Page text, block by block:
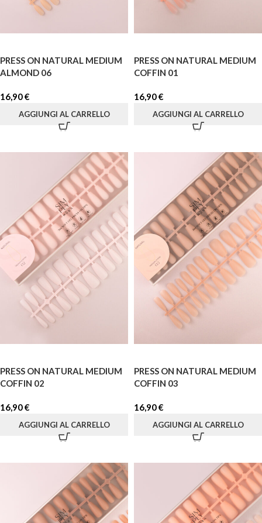
PRESS ON NATURAL MEDIUM
ALMOND 06
16,90€
AGGIUNGI AL CARRELLO
PRESS ON NATURAL MEDIUM
COFFIN 01
16,90€
AGGIUNGI AL CARRELLO
PRESS ON NATURAL MEDIUM
COFFIN 02
16,90€
AGGIUNGI AL CARRELLO
PRESS ON NATURAL MEDIUM
COFFIN 03
16,90€
AGGIUNGI AL CARRELLO